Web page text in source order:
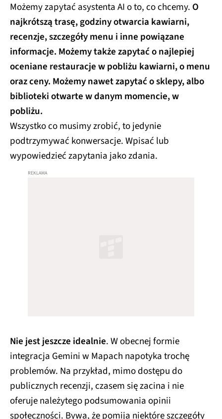
Możemy zapytać asystenta AI o to, co chcemy. O
najkrótszą trasę, godziny otwarcia kawiarni,
recenzje, szczegóły menu i inne powiązane
informacje. Możemy także zapytać o najlepiej
oceniane restauracje w pobliżu kawiarni, o menu
oraz ceny. Możemy nawet zapytać o sklepy, albo
biblioteki otwarte w danym momencie, w
pobliżu.
Wszystko co musimy zrobić, to jedynie
podtrzymywać konwersacje. Wpisać lub
wypowiedzieć zapytania jako zdania.
Nie jest jeszcze idealnie. W obecnej formie
integracja Gemini w Mapach napotyka trochę
problemów. Na przykład, mimo dostępu do
publicznych recenzji, czasem się zacina i nie
oferuje należytego podsumowania opinii
społeczności. Bywa, że pomija niektóre szczegóły